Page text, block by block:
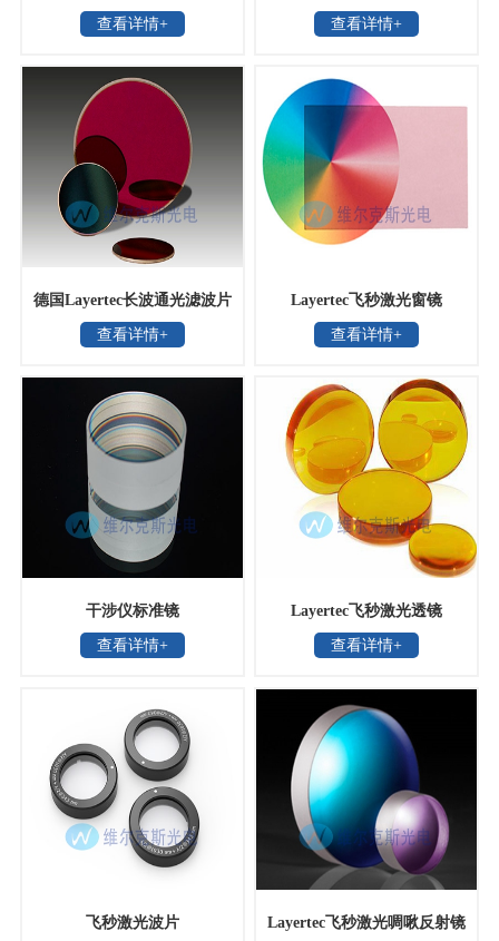
查看详情+ 查看详情+
德国Layertec长波通光滤波片
查看详情+
Layertec飞秒激光窗镜
查看详情+
干涉仪标准镜
查看详情+
Layertec飞秒激光透镜
查看详情+
飞秒激光波片 Layertec飞秒激光啁啾反射镜